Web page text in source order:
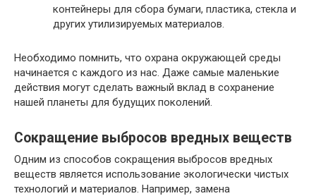
контейнеры для сбора бумаги, пластика, стекла и
других утилизируемых материалов.
Необходимо помнить, что охрана окружающей среды
начинается с каждого из нас. Даже самые маленькие
действия могут сделать важный вклад в сохранение
нашей планеты для будущих поколений.
Сокращение выбросов вредных веществ
Одним из способов сокращения выбросов вредных
веществ является использование экологически чистых
технологий и материалов. Например, замена